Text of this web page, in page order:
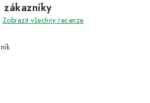
zákazníky
Zobrazit všechny recenze